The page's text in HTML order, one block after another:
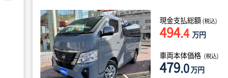
現金支払総額 (税込)
494.4 万円
車両本体価格 (税込)
479.0万円